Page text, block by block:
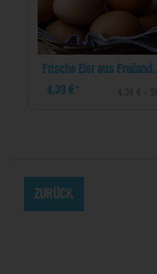
Frische Eier
4,39 € *
Zurück